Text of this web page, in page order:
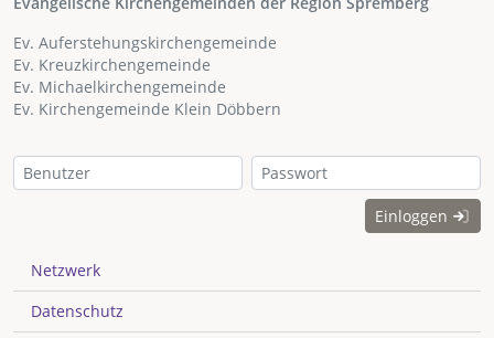
Ev. Auferstehungskirchengemeinde
Ev. Kreuzkirchengemeinde
Ev. Michaelkirchengemeinde
Ev. Kirchengemeinde Klein Döbbern
Einloggen
Netzwerk
Datenschutz